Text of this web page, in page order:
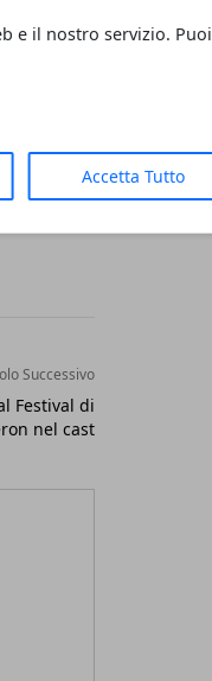
e il nostro servizio. Puoi
Accetta Tutto
della
Successivo
Festival di
nel cast